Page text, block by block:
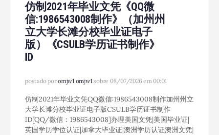
仿制2021年毕业文凭《QQ微
信:1986543008制作》（加州州
立大学长滩分校毕业证电子
版）《CSULB学历证书制作》
ID
postado poromjw1 omjw1sobre 08/07/2026 em 00:01
仿制2021年毕业文凭QQ微信:1986543008制作加州州立
大学长滩分校毕业证电子版CSULB学历证书制作
ID[QQ/微信：1986543008]办理美国文凭|美国毕业证|
英国学历学位认证|加拿大毕业证|澳洲学历认证澳洲文凭|